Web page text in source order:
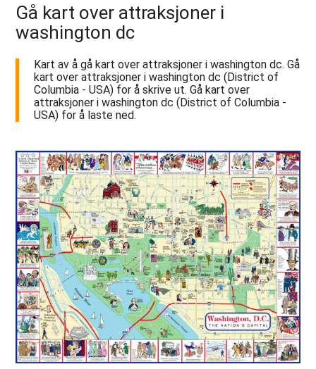
Gå kart over attraksjoner i
washington dc
Kart av å gå kart over attraksjoner i washington dc. Gå
kart over attraksjoner i washington dc (District of
Columbia - USA) for å skrive ut. Gå kart over
attraksjoner i washington dc (District of Columbia -
USA) for å laste ned.